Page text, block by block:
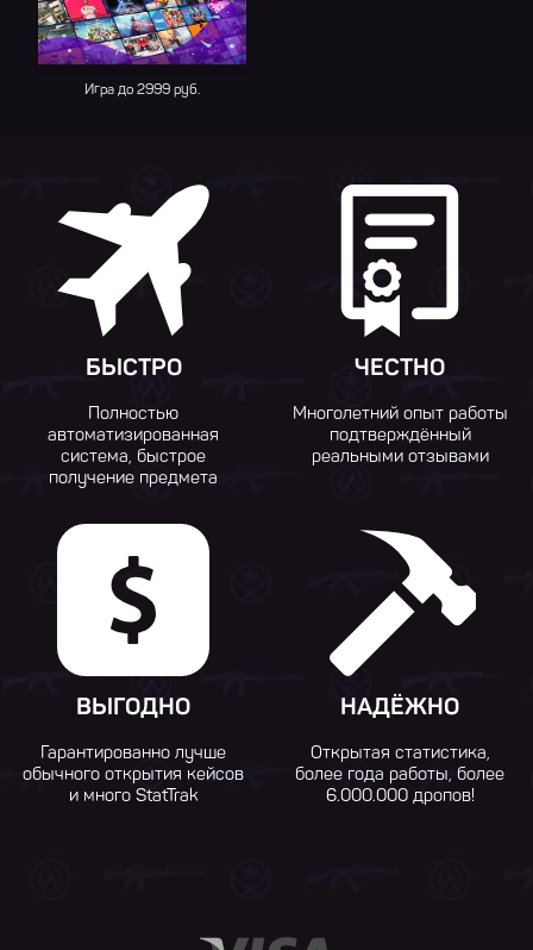
Игра до 2999 руб.
БЫСТРО
Полностью
автоматизированная
система, быстрое
получение предмета
ЧЕСТНО
Многолетний опыт работы
подтверждённый
реальными отзывами
ВЫГОДНО
Гарантированно лучше
обычного открытия кейсов
и много StatTrak
НАДЁЖНО
Открытая статистика,
более года работы, более
6.000.000 дропов!